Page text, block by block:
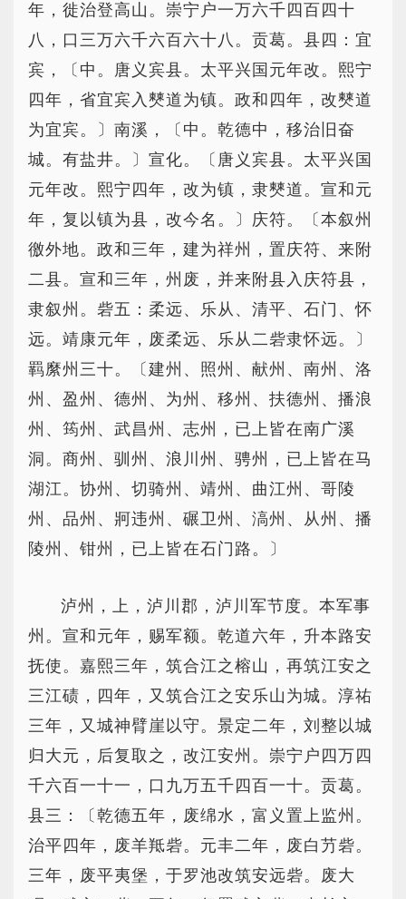
年，徙治登高山。崇宁户一万六千四百四十
八，口三万六千六百六十八。贡葛。县四：宜
宾，〔中。唐义宾县。太平兴国元年改。熙宁
四年，省宜宾入僰道为镇。政和四年，改僰道
为宜宾。〕南溪，〔中。乾德中，移治旧奋
城。有盐井。〕宣化。〔唐义宾县。太平兴国
元年改。熙宁四年，改为镇，隶僰道。宣和元
年，复以镇为县，改今名。〕庆符。〔本叙州
徼外地。政和三年，建为祥州，置庆符、来附
二县。宣和三年，州废，并来附县入庆符县，
隶叙州。砦五：柔远、乐从、清平、石门、怀
远。靖康元年，废柔远、乐从二砦隶怀远。〕
羁縻州三十。〔建州、照州、献州、南州、洛
州、盈州、德州、为州、移州、扶德州、播浪
州、筠州、武昌州、志州，已上皆在南广溪
洞。商州、驯州、浪川州、骋州，已上皆在马
湖江。协州、切骑州、靖州、曲江州、哥陵
州、品州、牁违州、碾卫州、滈州、从州、播
陵州、钳州，已上皆在石门路。〕
泸州，上，泸川郡，泸川军节度。本军事
州。宣和元年，赐军额。乾道六年，升本路安
抚使。嘉熙三年，筑合江之榕山，再筑江安之
三江碛，四年，又筑合江之安乐山为城。淳祐
三年，又城神臂崖以守。景定二年，刘整以城
归大元，后复取之，改江安州。崇宁户四万四
千六百一十一，口九万五千四百一十。贡葛。
县三：〔乾德五年，废绵水，富义置上监州。
治平四年，废羊羝砦。元丰二年，废白芀砦。
三年，废平夷堡，于罗池改筑安远砦。废大